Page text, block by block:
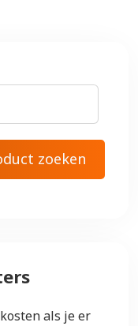
als je er